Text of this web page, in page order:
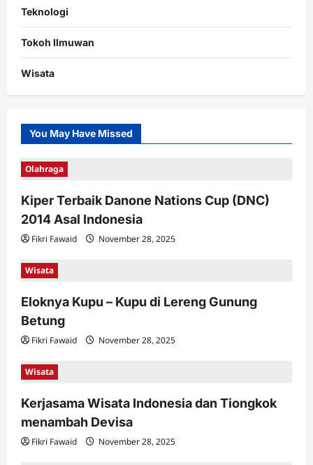
Teknologi
Tokoh Ilmuwan
Wisata
You May Have Missed
Olahraga
Kiper Terbaik Danone Nations Cup (DNC)
2014 Asal Indonesia
Fikri Fawaid November 28, 2025
Wisata
Eloknya Kupu – Kupu di Lereng Gunung
Betung
Fikri Fawaid November 28, 2025
Wisata
Kerjasama Wisata Indonesia dan Tiongkok
menambah Devisa
Fikri Fawaid November 28, 2025